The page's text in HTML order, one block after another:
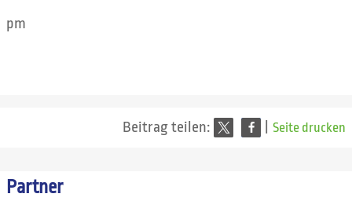
pm
Beitrag teilen: Seite drucken
Partner